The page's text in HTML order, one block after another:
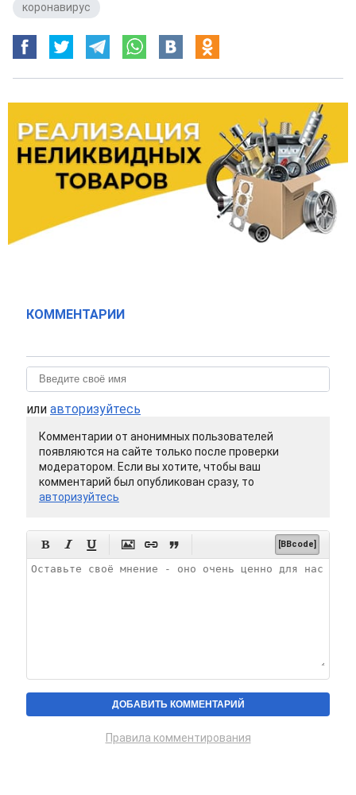
коронавирус
КОММЕНТАРИИ
или авторизуйтесь
Комментарии от анонимных пользователей
появляются на сайте только после проверки
модератором. Если вы хотите, чтобы ваш
комментарий был опубликован сразу, то
авторизуйтесь
      [BBcode]
Правила комментирования